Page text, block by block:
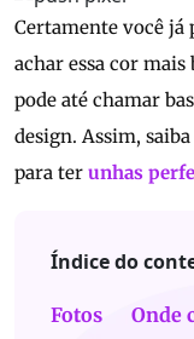
Certamente você já
achar essa cor mais
pode até chamar
design. Assim,
para ter unhas
Índice do
Fotos Onde